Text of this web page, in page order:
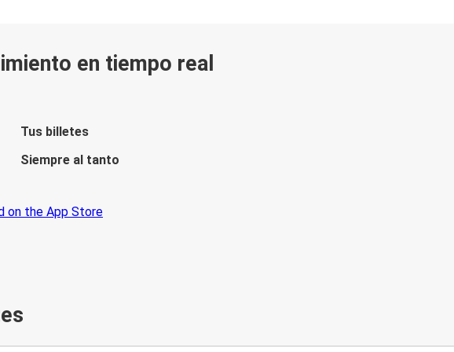
en tiempo real
Tus billetes
Siempre al tanto